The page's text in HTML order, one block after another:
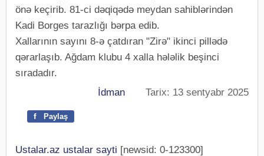
önə keçirib. 81-ci dəqiqədə meydan sahiblərindən
Kadi Borges tarazlığı bərpa edib.
Xallarının sayını 8-ə çatdıran "Zirə" ikinci pillədə
qərarlaşıb. Ağdam klubu 4 xalla hələlik beşinci
sıradadır.
İdman Tarix: 13 sentyabr 2025
f Paylaş
Ustalar.az ustalar sayti [newsid: 0-123300]